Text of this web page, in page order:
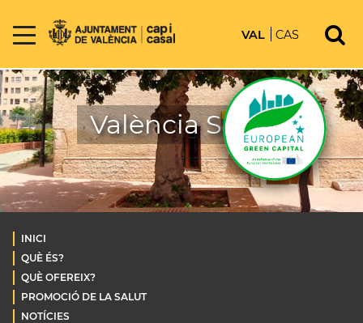
VAL CAS
València Salut
INICI
QUÈ ÉS?
QUÈ OFEREIX?
PROMOCIÓ DE LA SALUT
NOTÍCIES